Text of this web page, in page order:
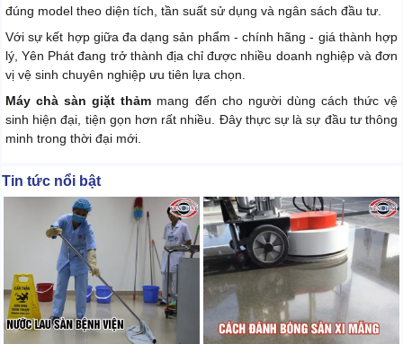
đúng model theo diện tích, tần suất sử dụng và ngân sách đầu tư.
Với sự kết hợp giữa đa dạng sản phẩm - chính hãng - giá thành hợp
lý, Yên Phát đang trở thành địa chỉ được nhiều doanh nghiệp và đơn
vị vệ sinh chuyên nghiệp ưu tiên lựa chọn.
Máy chà sàn giặt thảm mang đến cho người dùng cách thức vệ
sinh hiện đại, tiện gọn hơn rất nhiều. Đây thực sự là sự đầu tư thông
minh trong thời đại mới.
Tin tức nổi bật